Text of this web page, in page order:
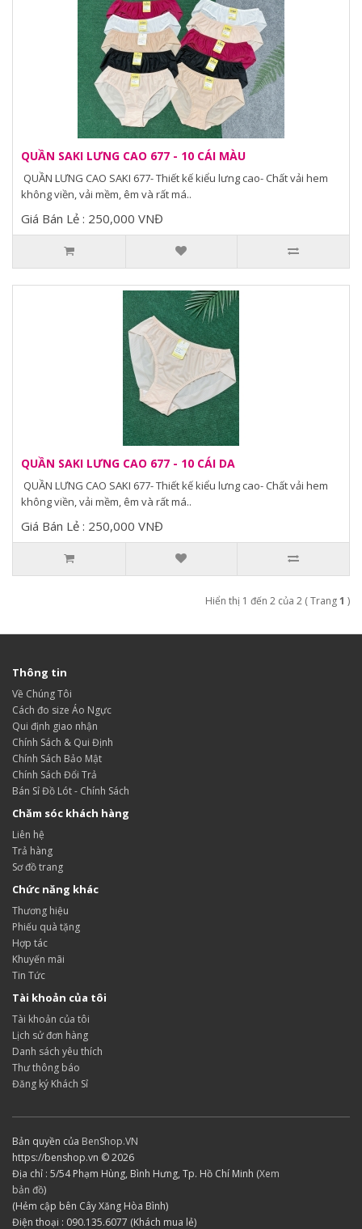
QUẦN SAKI LƯNG CAO 677 - 10 CÁI MÀU
QUẦN LƯNG CAO SAKI 677- Thiết kế kiểu lưng cao- Chất vải hem
không viền, vải mềm, êm và rất má..
Giá Bán Lẻ : 250,000 VNĐ
QUẦN SAKI LƯNG CAO 677 - 10 CÁI DA
QUẦN LƯNG CAO SAKI 677- Thiết kế kiểu lưng cao- Chất vải hem
không viền, vải mềm, êm và rất má..
Giá Bán Lẻ : 250,000 VNĐ
Hiển thị 1 đến 2 của 2 ( Trang1 )
Thông tin
Về Chúng Tôi
Cách đo size Áo Ngực
Qui định giao nhận
Chính Sách & Qui Định
Chính Sách Bảo Mật
Chính Sách Đổi Trả
Bán Sỉ Đồ Lót - Chính Sách
Chăm sóc khách hàng
Liên hệ
Trả hàng
Sơ đồ trang
Chức năng khác
Thương hiệu
Phiếu quà tặng
Hợp tác
Khuyến mãi
Tin Tức
Tài khoản của tôi
Tài khoản của tôi
Lịch sử đơn hàng
Danh sách yêu thích
Thư thông báo
Đăng ký Khách Sỉ
Bản quyền của BenShop.VN
https://benshop.vn © 2026
Địa chỉ : 5/54 Phạm Hùng, Bình Hưng, Tp. Hồ Chí Minh (Xem
bản đồ)
(Hẻm cập bên Cây Xăng Hòa Bình)
Điện thoại : 090.135.6077 (Khách mua lẻ)